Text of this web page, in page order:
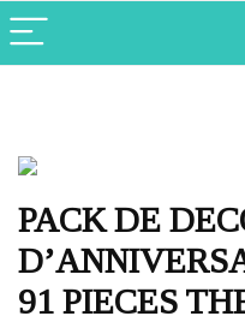
PACK DE
91 PIECES